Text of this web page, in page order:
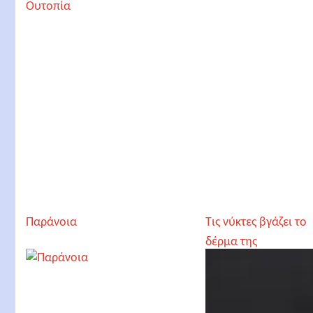
Παράνοια
Τις νύκτες βγάζει το
δέρμα της